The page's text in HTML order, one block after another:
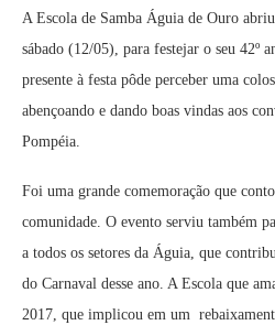
A Escola de Samba Águia de Ouro
sábado (12/05), para festejar o seu 42º
presente à festa pôde perceber uma
abençoando e dando boas vindas aos
Pompéia.
Foi uma grande comemoração que
comunidade. O evento serviu também
a todos os setores da Águia, que
do Carnaval desse ano. A Escola que
2017, que implicou em um